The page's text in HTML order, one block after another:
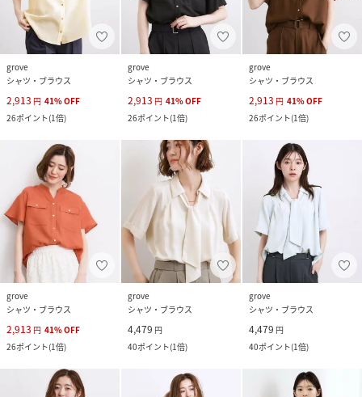
grove
シャツ・ブラウス
2,913 円 41%OFF
26ポイント(1倍)
grove
シャツ・ブラウス
2,913 円 41%OFF
26ポイント(1倍)
grove
シャツ・ブラウス
2,913 円 41%OFF
26ポイント(1倍)
grove
シャツ・ブラウス
2,913 円 41%OFF
26ポイント(1倍)
grove
シャツ・ブラウス
4,479 円
40ポイント(1倍)
grove
シャツ・ブラウス
4,479 円
40ポイント(1倍)